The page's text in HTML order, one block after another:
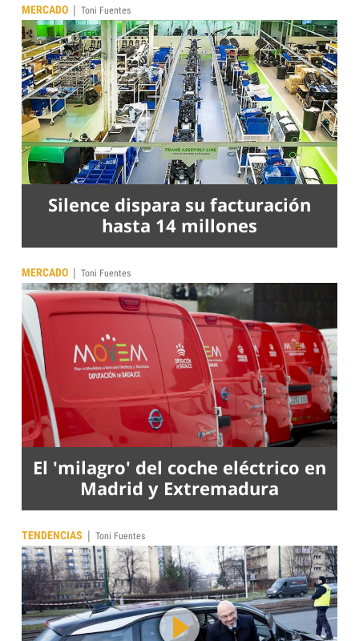
MERCADO | Toni Fuentes
Silence dispara su facturación
hasta 14 millones
MERCADO | Toni Fuentes
El 'milagro' del coche eléctrico en
Madrid y Extremadura
TENDENCIAS | Toni Fuentes